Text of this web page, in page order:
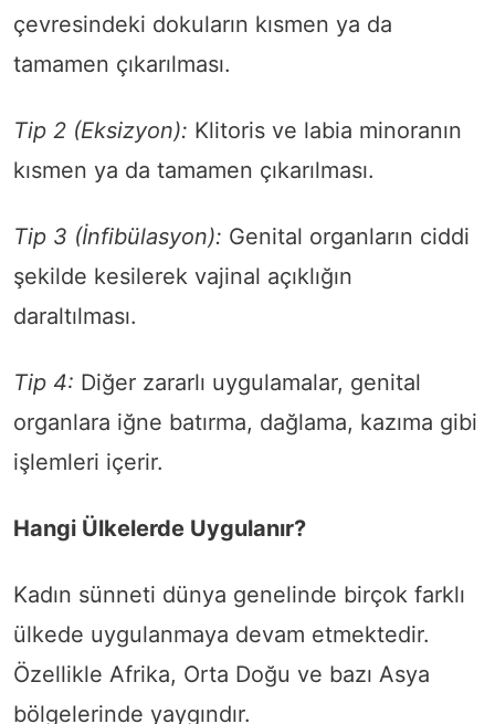
çevresindeki dokuların kısmen ya da
tamamen çıkarılması.
Tip 2 (Eksizyon): Klitoris ve labia minoranın
kısmen ya da tamamen çıkarılması.
Tip 3 (İnfibülasyon): Genital organların ciddi
şekilde kesilerek vajinal açıklığın
daraltılması.
Tip 4: Diğer zararlı uygulamalar, genital
organlara iğne batırma, dağlama, kazıma gibi
işlemleri içerir.
Hangi Ülkelerde Uygulanır?
Kadın sünneti dünya genelinde birçok farklı
ülkede uygulanmaya devam etmektedir.
Özellikle Afrika, Orta Doğu ve bazı Asya
bölgelerinde yaygındır.